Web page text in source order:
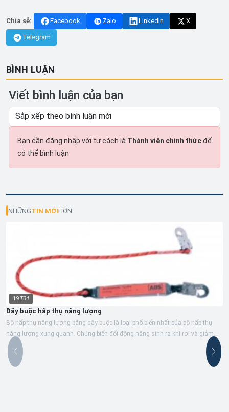
Chia sẻ: Facebook Zalo LinkedIn X
Telegram
BÌNH LUẬN
Viết bình luận của bạn
Bạn cần đăng nhập với tư cách là Thành viên chính thứcđể
có thể bình luận
NHỮNGTIN MỚIHƠN
19 T04
Dây buộc hấp thụ năng lượng
Bộ hấp thụ năng lượng bằng dây buộc là loại phổ biến nhất của bộ hấp thụ
năng lượng xung quanh. Chúng biến đổi động năng sinh ra khi rơi và giảm
lực...